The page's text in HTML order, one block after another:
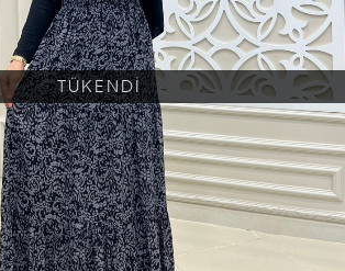
TÜKENDİ